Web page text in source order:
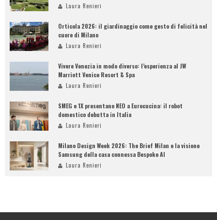
Laura Renieri
Orticola 2026: il giardinaggio come gesto di felicità nel
cuore di Milano
Laura Renieri
Vivere Venezia in modo diverso: l’esperienza al JW
Marriott Venice Resort & Spa
Laura Renieri
SMEG e 1X presentano NEO a Eurocucina: il robot
domestico debutta in Italia
Laura Renieri
Milano Design Week 2026: The Brief Milan e la visione
Samsung della casa connessa Bespoke AI
Laura Renieri